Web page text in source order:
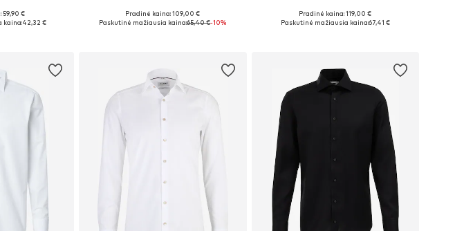
+1
40, 42, 43, 44
59,90 €
kaina:42,32 €
Galimi dydžiai: 38, 39, 40, 41
Pradinė kaina: 109,00 €
Paskutinė mažiausia kaina:65,40 €-10%
Yra daugybė dydžių
Pradinė kaina: 119,00 €
Paskutinė mažiausia kaina:67,41 €